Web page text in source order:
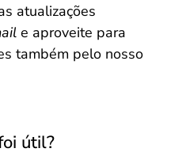
atualizações
e aproveite para
também pelo nosso
útil?